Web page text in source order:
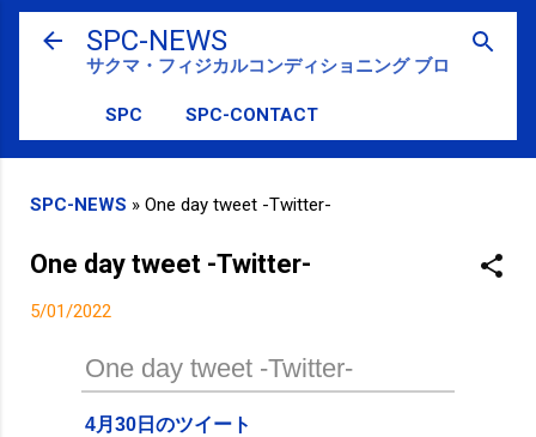
スキップしてメイン コンテンツに移動
SPC-NEWS
サクマ・フィジカルコンディショニング ブログ
SPC SPC-CONTACT
SPC-NEWS » One day tweet -Twitter-
One day tweet -Twitter-
5/01/2022
One day tweet -Twitter-
4月30日のツイート